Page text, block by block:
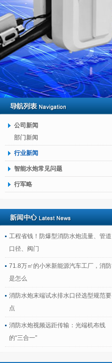
公司新闻
部门新闻
行业新闻
智能水炮常见问题
行军略
工程省钱！防爆型消防水炮流量、管道
口径、阀门
71.8万㎡的小米新能源汽车工厂，消防
是怎么
消防水炮末端试水排水口径选型规范要
点
消防水炮视频远距传输：光端机布线
的“三合一”